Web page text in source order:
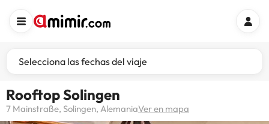
Selecciona las fechas del viaje
Rooftop Solingen
7 Mainstraße, Solingen, AlemaniaVer en mapa